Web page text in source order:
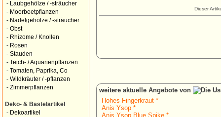
-
Laubgehölze / -sträucher
- Moorbeetpflanzen
- Nadelgehölze / -sträucher
- Obst
- Rhizome / Knollen
- Rosen
- Stauden
- Teich- / Aquarienpflanzen
- Tomaten, Paprika, Co
- Wildkräuter / -pflanzen
- Zimmerpflanzen
Deko- & Bastelartikel
- Dekoartikel
Dieser
weitere aktuelle Angebote von
Hohes Fingerkraut *
Anis Ysop *
Anis Ysop Blue Spike *